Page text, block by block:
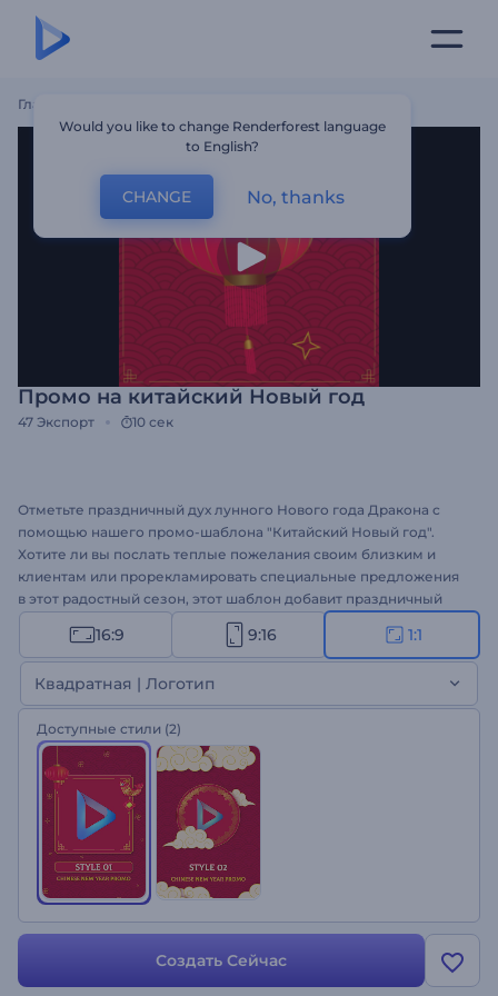
Главная
Промо на китайский Новый год
47 Экспорт 10 сек
Отметьте праздничный дух лунного Нового года Дракона с
помощью нашего промо-шаблона "Китайский Новый год".
Хотите ли вы послать теплые пожелания своим близким и
клиентам или прорекламировать специальные предложения
в этот радостный сезон, этот шаблон добавит праздничный
штрих к вашим сообщениям. Персонализируйте его с
помощью ваших медиафайлов, искренних поздравлений и
зажигательного музыкального трека, чтобы создать
запоминающееся рекламное видео. Создайте его прямо
сейчас и подарите радость китайского Нового года своей
аудитории!
16:9 9:16 1:1
Квадратная | Логотип
Доступные стили (2)
Создать Сейчас
Would you like to change Renderforest language
to English?
CHANGE No, thanks